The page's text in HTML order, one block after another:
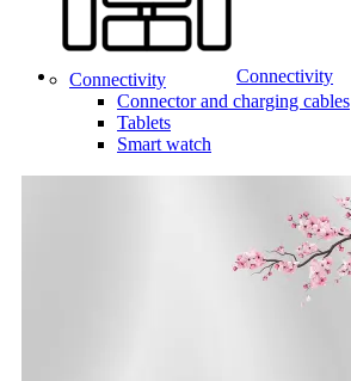
Connectivity
Connectivity
Connector and charging cables
Tablets
Smart watch